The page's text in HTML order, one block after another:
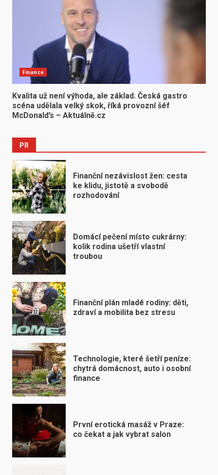
Finance
Kvalita už není výhoda, ale základ. Česká gastro
scéna udělala velký skok, říká provozní šéf
McDonald’s – Aktuálně.cz
PR
Finanční nezávislost žen: cesta
ke klidu, jistotě a svobodě
rozhodování
Domácí pečení místo cukrárny:
kolik rodina ušetří vlastní
troubou
Finanční plán mladé rodiny: děti,
zdraví a mobilita bez stresu
Technologie, které šetří peníze:
chytrá domácnost, auto i osobní
finance
První erotická masáž v Praze:
co čekat a jak vybrat salon